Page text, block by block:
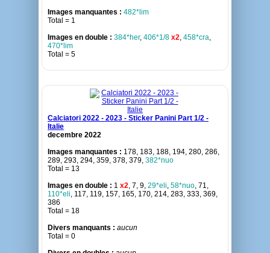
Images manquantes : 482*lim
Total = 1
Images en double : 384*her, 406*1/8 x2, 458*cra,
470*lim
Total = 5
Calciatori 2022 - 2023 - Sticker Panini Part 1/2 -
Italie
decembre 2022
Images manquantes : 178, 183, 188, 194, 280, 286,
289, 293, 294, 359, 378, 379, 382*nuo
Total = 13
Images en double : 1 x2, 7, 9, 29*eli, 58*nuo, 71,
110*eli, 117, 119, 157, 165, 170, 214, 283, 333, 369,
386
Total = 18
Divers manquants : aucun
Total = 0